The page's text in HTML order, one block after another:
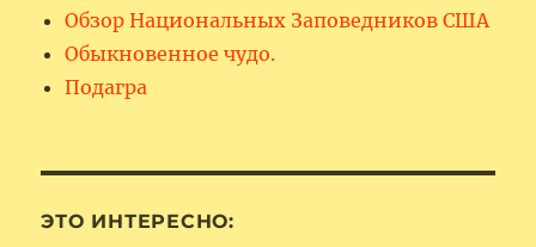
Обзор Национальных Заповедников США
Обыкновенное чудо.
Подагра
ЭТО ИНТЕРЕСНО: